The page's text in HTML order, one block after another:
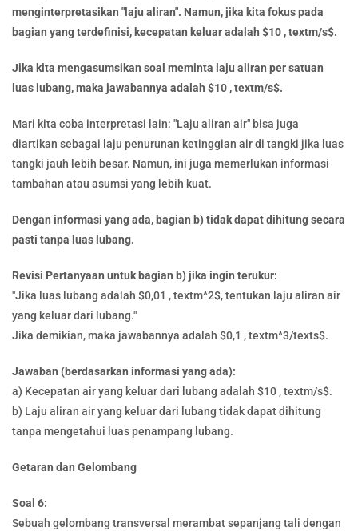
menginterpretasikan "laju aliran". Namun, jika kita fokus pada
bagian yang terdefinisi, kecepatan keluar adalah $10 , textm/s$.
Jika kita mengasumsikan soal meminta laju aliran per satuan
luas lubang, maka jawabannya adalah $10 , textm/s$.
Mari kita coba interpretasi lain: "Laju aliran air" bisa juga
diartikan sebagai laju penurunan ketinggian air di tangki jika luas
tangki jauh lebih besar. Namun, ini juga memerlukan informasi
tambahan atau asumsi yang lebih kuat.
Dengan informasi yang ada, bagian b) tidak dapat dihitung secara
pasti tanpa luas lubang.
Revisi Pertanyaan untuk bagian b) jika ingin terukur:
"Jika luas lubang adalah $0,01 , textm^2$, tentukan laju aliran air
yang keluar dari lubang."
Jika demikian, maka jawabannya adalah $0,1 , textm^3/texts$.
Jawaban (berdasarkan informasi yang ada):
a) Kecepatan air yang keluar dari lubang adalah $10 , textm/s$.
b) Laju aliran air yang keluar dari lubang tidak dapat dihitung
tanpa mengetahui luas penampang lubang.
Getaran dan Gelombang
Soal 6:
Sebuah gelombang transversal merambat sepanjang tali dengan